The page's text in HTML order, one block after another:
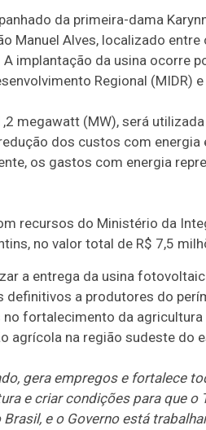
da primeira-dama
Manuel Alves, localizado
implantação da usina ocorre
Regional (MIDR)
megawatt (MW), será
dos custos com
os gastos com energia
recursos do Ministério da
no valor total de R$ 7,5
a entrega da usina
definitivos a produtores do
fortalecimento da
agrícola na região sudeste do
gera empregos e fortalece
e criar condições para que o
e o Governo está